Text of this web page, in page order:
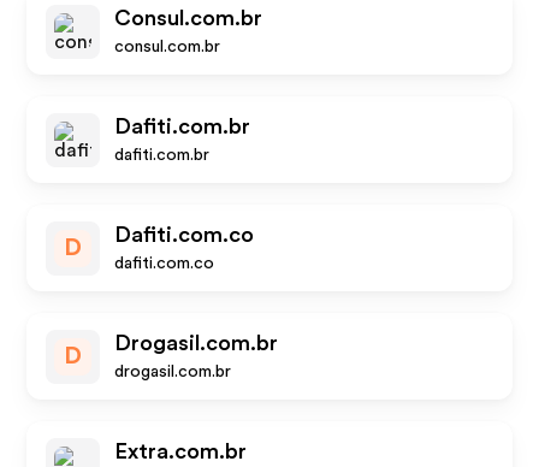
Consul.com.br
consul.com.br
Dafiti.com.br
dafiti.com.br
D
Dafiti.com.co
dafiti.com.co
D
Drogasil.com.br
drogasil.com.br
Extra.com.br